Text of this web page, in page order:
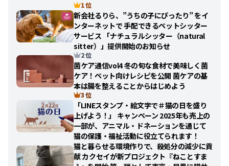
1 位
新会社るりら、”うちの子にぴったり” をイ
ンターネットで 手配できるペットシッター
サービス 「ナチュラルシッター（natural
sitter）」提供開始のお知らせ
2 位
菌ケア通信vol4 冬の旬な食材で美味しく菌
ケア！ペット向けレシピを公開 菌ケアの基
本は腸を整えることからはじめよう
3 位
「LINEスタンプ・絵文字で＃猫の日を盛り
上げよう！」 キャンペーン 2025年も売上の
一部が、アニマル・ドネーションを通じて
猫の保護・福祉活動に役立てられます！
猫と暮らせる環境作りで、殺処分の減少に貢
献 カクセイが新プロジェクト『ねことすま